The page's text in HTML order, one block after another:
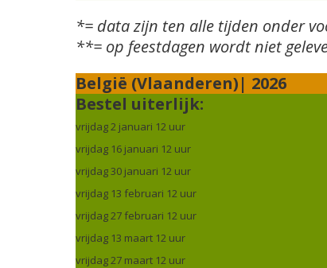
*= data zijn ten alle tijden onder
**= op feestdagen wordt niet
België (Vlaanderen)| 2026
Bestel uiterlijk:
vrijdag 2 januari 12 uur
vrijdag 16 januari 12 uur
vrijdag 30 januari 12 uur
vrijdag 13 februari 12 uur
vrijdag 27 februari 12 uur
vrijdag 13 maart 12 uur
vrijdag 27 maart 12 uur